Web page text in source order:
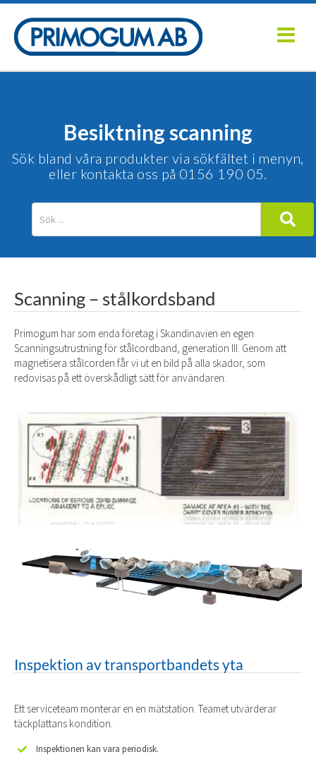
innehållet
Besiktning scanning
Sök bland våra produkter via sökfältet i menyn,
eller kontakta oss på 0156 190 05.
Scanning – stålkordsband
Primogum har som enda företag i Skandinavien en egen
Scanningsutrustning för stålcordband, generation III. Genom att
magnetisera stålcorden får vi ut en bild på alla skador, som
redovisas på ett överskådligt sätt för användaren.
Inspektion av transportbandets yta
Ett serviceteam monterar en en mätstation. Teamet utvärderar
täckplattans kondition.
Inspektionen kan vara periodisk.